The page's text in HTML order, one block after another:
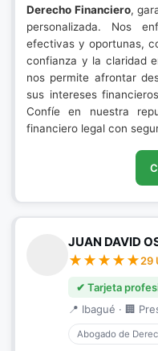
Derecho Financiero,
personalizada. Nos
efectivas y oportunas,
confianza y la claridad
nos permite afrontar
sus intereses
Confíe en nuestra
financiero legal con
JUAN DAVID
29
✔ Tarjeta
📍 Ibagué · 🏢
Abogado de